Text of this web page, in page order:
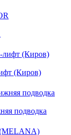
(Киров)
подводка